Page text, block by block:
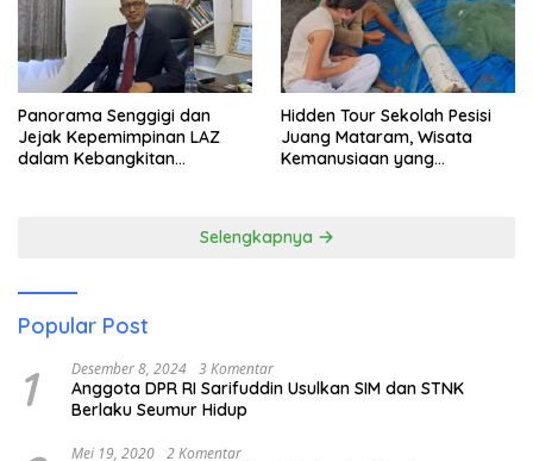
Panorama Senggigi dan
Jejak Kepemimpinan LAZ
dalam Kebangkitan
Hidden Tour Sekolah Pesisi
Juang Mataram, Wisata
Kemanusiaan yang
Selengkapnya
Popular Post
1 Desember 8, 2024 3 Komentar
Anggota DPR RI Sarifuddin Usulkan SIM dan STNK
Berlaku Seumur Hidup
Mei 19, 2020 2 Komentar